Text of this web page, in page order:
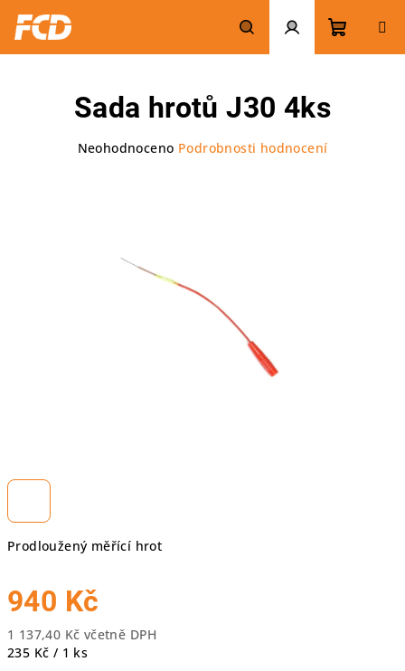
obsah
Hledat Přihlášení
Prodloužený měřící hrot
940 Kč
1 137,40 Kč včetně DPH
Měrná
235 Kč / 1 ks
Sada hrotů J30 4ks
Průměrné
hvězdiček.
Neohodnoceno Podrobnosti hodnocení